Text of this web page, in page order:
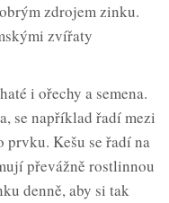
zdrojem zinku.
zvířaty
i ořechy a semena.
se například řadí mezi
Kešu se řadí na
převážně rostlinnou
denně, aby si tak